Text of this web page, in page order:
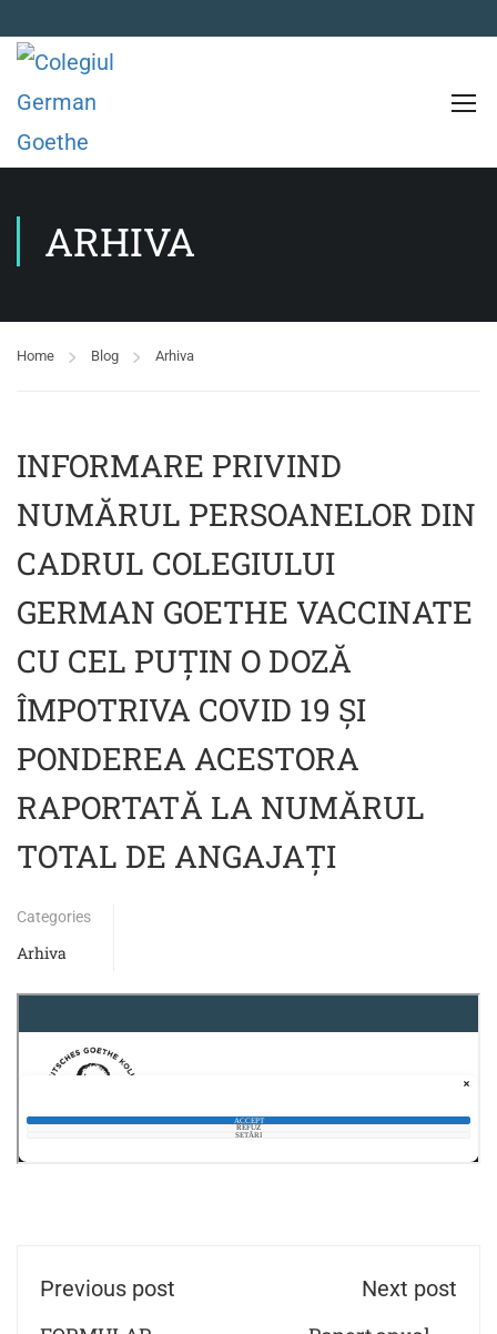
ARHIVA
Home Blog Arhiva
INFORMARE PRIVIND
NUMĂRUL PERSOANELOR DIN
CADRUL COLEGIULUI
GERMAN GOETHE VACCINATE
CU CEL PUȚIN O DOZĂ
ÎMPOTRIVA COVID 19 ȘI
PONDEREA ACESTORA
RAPORTATĂ LA NUMĂRUL
TOTAL DE ANGAJAȚI
Categories
Arhiva
Previous post
Next post